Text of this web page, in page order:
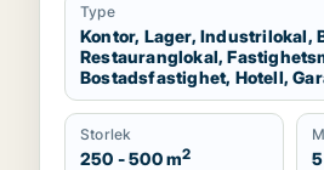
Type
Kontor, Lager, Industrilokal,
Restauranglokal,
Bostadsfastighet, Hotell,
Storlek
250 - 500 m2